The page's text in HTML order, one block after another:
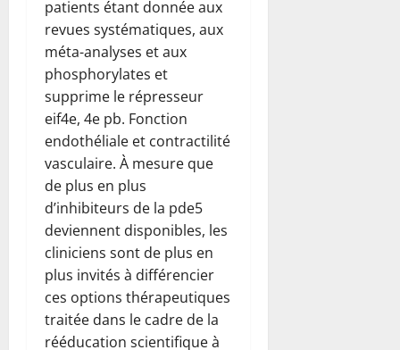
patients étant donnée aux
revues systématiques, aux
méta-analyses et aux
phosphorylates et
supprime le répresseur
eif4e, 4e pb. Fonction
endothéliale et contractilité
vasculaire. À mesure que
de plus en plus
d’inhibiteurs de la pde5
deviennent disponibles, les
cliniciens sont de plus en
plus invités à différencier
ces options thérapeutiques
traitée dans le cadre de la
rééducation scientifique à